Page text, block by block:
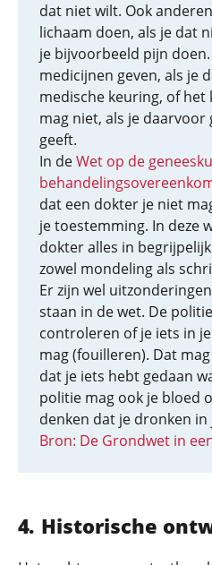
dat niet wilt. Ook
lichaam doen, als je dat
je bijvoorbeeld pijn
medicijnen geven, als je
medische keuring, of het
mag niet, als je
geeft.
In deWet op de
dat een dokter je niet
je toestemming. In deze
dokter alles in
zowel mondeling als
Er zijn wel
staan in de wet. De
controleren of je iets in
mag (fouilleren). Dat
dat je iets hebt gedaan
politie mag ook je bloed
denken dat je dronken
Bron: De Grondwet in
Historische